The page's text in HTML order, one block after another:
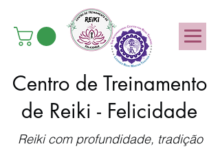
Centro de Treinamento
de Reiki - Felicidade
Reiki com profundidade, tradição